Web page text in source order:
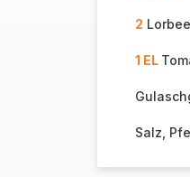
2
1 EL
Salz,